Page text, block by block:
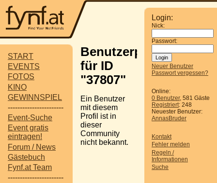
START
EVENTS
FOTOS
KINO
GEWINNSPIEL
-----------------------
Event-Suche
Event gratis
eintragen!
Forum / News
Gästebuch
Fynf.at Team
-----------------------
Login:
Nick:
Passwort:
Neuer Benutzer
Passwort vergessen?
Online:
0 Benutzer, 581 Gäste
Registriert: 248
Neuester Benutzer:
AnnasBruder
Kontakt
Fehler melden
Regeln /
Informationen
Suche
Benutzerprofil
für ID
"37807"
Ein Benutzer
mit diesem
Profil ist in
dieser
Community
nicht bekannt.